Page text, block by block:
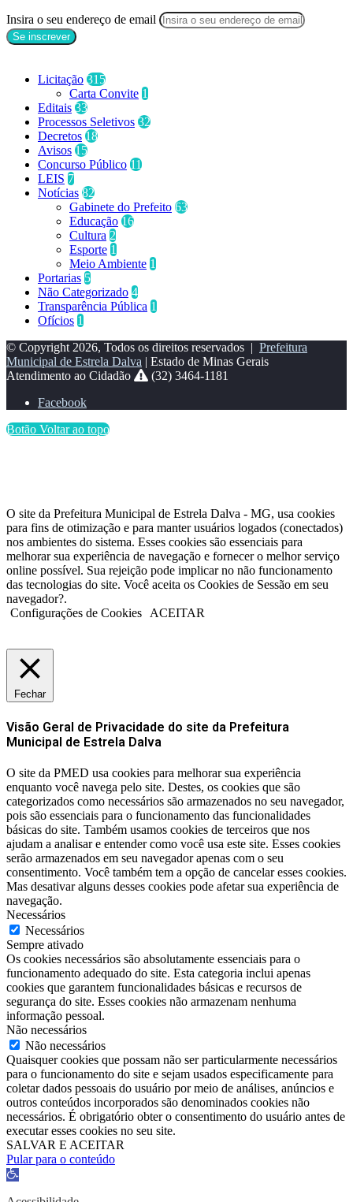
Insira o seu endereço de email
Licitação 315
Carta Convite 1
Editais 33
Processos Seletivos 32
Decretos 18
Avisos 15
Concurso Público 11
LEIS 7
Notícias 82
Gabinete do Prefeito 63
Educação 16
Cultura 2
Esporte 1
Meio Ambiente 1
Portarias 5
Não Categorizado 4
Transparência Pública 1
Ofícios 1
© Copyright 2026, Todos os direitos reservados | Prefeitura
Municipal de Estrela Dalva | Estado de Minas Gerais
Atendimento ao Cidadão
(32) 3464-1181
Facebook
Botão Voltar ao topo
O site da Prefeitura Municipal de Estrela Dalva - MG, usa cookies
para fins de otimização e para manter usuários logados (conectados)
nos ambientes do sistema. Esses cookies são essenciais para
melhorar sua experiência de navegação e fornecer o melhor serviço
online possível. Sua rejeição pode implicar no não funcionamento
das tecnologias do site. Você aceita os Cookies de Sessão em seu
navegador?.
Configurações de Cookies
ACEITAR
Fechar
Visão Geral de Privacidade do site da Prefeitura
Municipal de Estrela Dalva
O site da PMED usa cookies para melhorar sua experiência
enquanto você navega pelo site. Destes, os cookies que são
categorizados como necessários são armazenados no seu navegador,
pois são essenciais para o funcionamento das funcionalidades
básicas do site. Também usamos cookies de terceiros que nos
ajudam a analisar e entender como você usa este site. Esses cookies
serão armazenados em seu navegador apenas com o seu
consentimento. Você também tem a opção de cancelar esses cookies.
Mas desativar alguns desses cookies pode afetar sua experiência de
navegação.
Necessários
Necessários
Sempre ativado
Os cookies necessários são absolutamente essenciais para o
funcionamento adequado do site. Esta categoria inclui apenas
cookies que garantem funcionalidades básicas e recursos de
segurança do site. Esses cookies não armazenam nenhuma
informação pessoal.
Não necessários
Não necessários
Quaisquer cookies que possam não ser particularmente necessários
para o funcionamento do site e sejam usados ​​especificamente para
coletar dados pessoais do usuário por meio de análises, anúncios e
outros conteúdos incorporados são denominados cookies não
necessários. É obrigatório obter o consentimento do usuário antes de
executar esses cookies no seu site.
SALVAR E ACEITAR
Pular para o conteúdo
Barra